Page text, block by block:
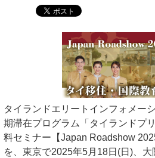
タイランドエリートインフォメー
期滞在プログラム「タイランドプ
料セミナー【Japan Roadshow
を、東京で2025年5月18日(日)、